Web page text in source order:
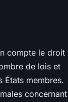
compte le droit
de lois et
États membres.
concernant